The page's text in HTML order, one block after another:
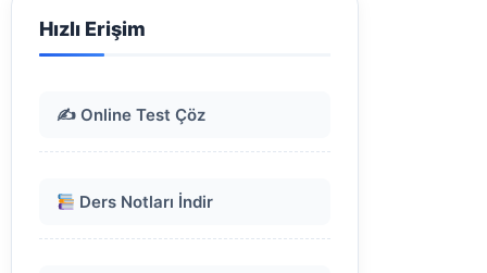
Hızlı Erişim
✍️ Online Test Çöz
Ders Notları İndir